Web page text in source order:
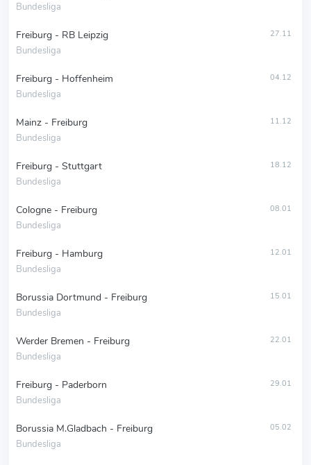
Bundesliga
Freiburg - RB Leipzig
Bundesliga
27.11
Freiburg - Hoffenheim
Bundesliga
04.12
Mainz - Freiburg
Bundesliga
11.12
Freiburg - Stuttgart
Bundesliga
18.12
Cologne - Freiburg
Bundesliga
08.01
Freiburg - Hamburg
Bundesliga
12.01
Borussia Dortmund - Freiburg
Bundesliga
15.01
Werder Bremen - Freiburg
Bundesliga
22.01
Freiburg - Paderborn
Bundesliga
29.01
Borussia M.Gladbach - Freiburg
Bundesliga
05.02